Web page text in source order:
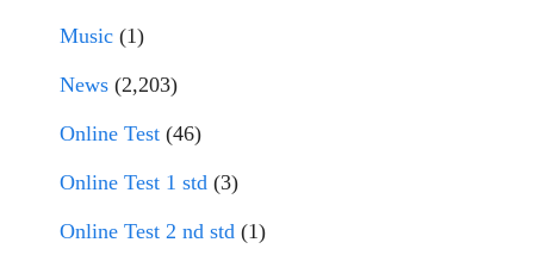
Music (1)
News (2,203)
Online Test (46)
Online Test 1 std (3)
Online Test 2 nd std (1)